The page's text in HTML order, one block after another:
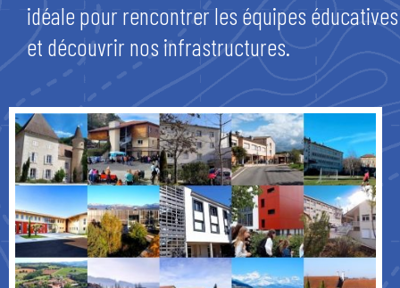
idéale pour rencontrer les équipes éducatives
et découvrir nos infrastructures.